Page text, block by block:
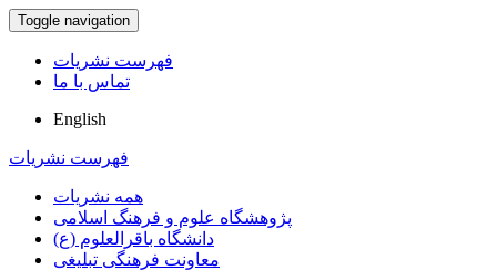
Toggle navigation
فهرست نشریات
تماس با ما
English
فهرست نشریات
همه نشریات
پژوهشگاه علوم و فرهنگ اسلامی
دانشگاه باقرالعلوم (ع)
معاونت فرهنگی تبلیغی